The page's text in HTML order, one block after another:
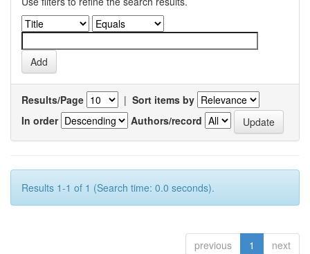
Results/Page | Sort items by
In order
Authors/record
Results 1-1 of 1 (Search time: 0.0 seconds).
previous 1 next